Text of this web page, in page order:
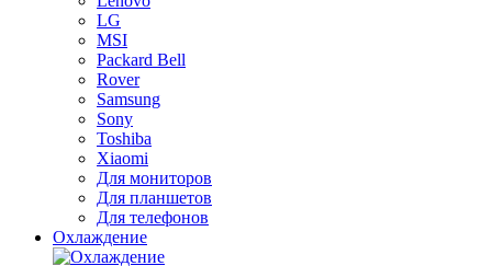
LG
MSI
Packard Bell
Rover
Samsung
Sony
Toshiba
Xiaomi
Для мониторов
Для планшетов
Для телефонов
Охлаждение